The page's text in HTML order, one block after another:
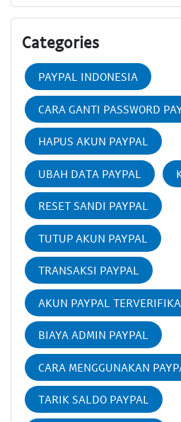
Categories
PAYPAL INDONESIA
CARA GANTI PASSWORD
HAPUS AKUN PAYPAL
UBAH DATA PAYPAL
RESET SANDI PAYPAL
TUTUP AKUN PAYPAL
TRANSAKSI PAYPAL
AKUN PAYPAL
BIAYA ADMIN PAYPAL
CARA MENGGUNAKAN
TARIK SALDO PAYPAL